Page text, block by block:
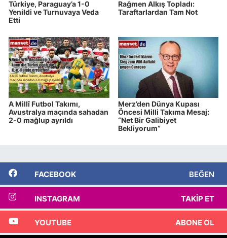
Türkiye, Paraguay’a 1-0
Yenildi ve Turnuvaya Veda
Etti
Rağmen Alkış Topladı:
Taraftarlardan Tam Not
A Millî Futbol Takımı,
Avustralya maçında sahadan
2-0 mağlup ayrıldı
Merz’den Dünya Kupası
Öncesi Milli Takıma Mesaj:
“Net Bir Galibiyet
Bekliyorum”
FACEBOOK BEĞEN
INSTAGRAM TAKIP ET
YOUTUBE ABONE OL